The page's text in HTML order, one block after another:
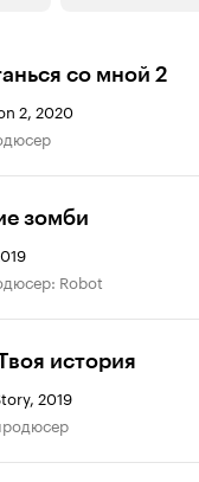
со мной 2
2, 2020
зомби
Robot
история
2019